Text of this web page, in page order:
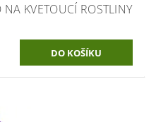
KVETOUCÍ ROSTLINY